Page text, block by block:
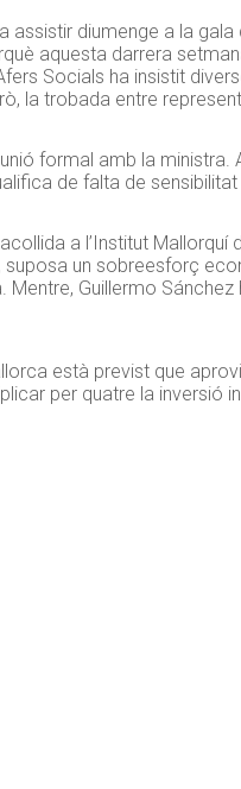
diumenge a la gala
aquesta darrera
Socials ha insistit
la trobada entre
formal amb la
de falta de
a l’Institut
suposa un sobreesforç
Guillermo
està previst que
per quatre la inversió